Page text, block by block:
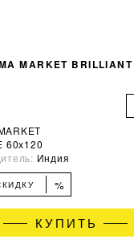
MARKET
60х120
Индия
%
КУПИТЬ